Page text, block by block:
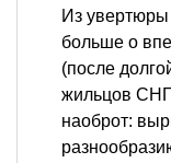
Из увертюры
больше о
(после
жильцов СНГ.
наоброт: